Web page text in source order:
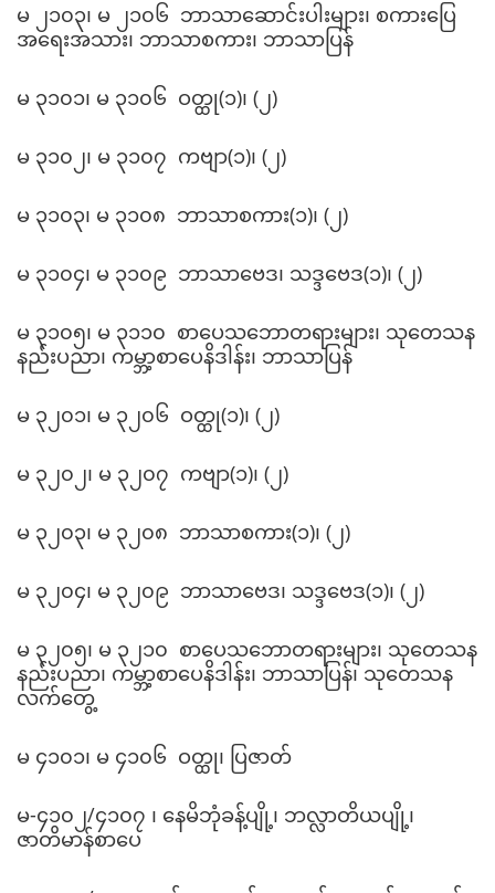
မ ၂၁၀၃၊ မ ၂၁၀၆ ဘာသာဆောင်းပါးများ၊ စကားပြေ
အရေးအသား၊ ဘာသာစကား၊ ဘာသာပြန်
မ ၃၁၀၁၊ မ ၃၁၀၆ ဝတ္ထု(၁)၊ (၂)
မ ၃၁၀၂၊ မ ၃၁၀၇ ကဗျာ(၁)၊ (၂)
မ ၃၁၀၃၊ မ ၃၁၀၈ ဘာသာစကား(၁)၊ (၂)
မ ၃၁၀၄၊ မ ၃၁၀၉ ဘာသာဗေဒ၊ သဒ္ဒဗေဒ(၁)၊ (၂)
မ ၃၁၀၅၊ မ ၃၁၁၀ စာပေသဘောတရားများ၊ သုတေသန
နည်းပညာ၊ ကမ္ဘာ့စာပေနိဒါန်း၊ ဘာသာပြန်
မ ၃၂၀၁၊ မ ၃၂၀၆ ဝတ္ထု(၁)၊ (၂)
မ ၃၂၀၂၊ မ ၃၂၀၇ ကဗျာ(၁)၊ (၂)
မ ၃၂၀၃၊ မ ၃၂၀၈ ဘာသာစကား(၁)၊ (၂)
မ ၃၂၀၄၊ မ ၃၂၀၉ ဘာသာဗေဒ၊ သဒ္ဒဗေဒ(၁)၊ (၂)
မ ၃၂၀၅၊ မ ၃၂၁၀ စာပေသဘောတရားများ၊ သုတေသန
နည်းပညာ၊ ကမ္ဘာ့စာပေနိဒါန်း၊ ဘာသာပြန်၊ သုတေသန
လက်တွေ့
မ ၄၁၀၁၊ မ ၄၁၀၆ ဝတ္ထု၊ ပြဇာတ်
မ-၄၁၀၂/၄၁၀၇ ၊ နေမိဘုံခန့်ပျို့၊ ဘလ္လာတိယပျို့၊
ဇာတိမာန်စာပေ